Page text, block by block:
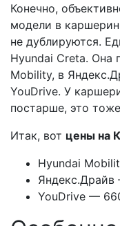
Конечно,
модели в
не дублируются.
Hyundai Creta. Она
Mobility, в
YouDrive. У
постарше, это
Итак, вот цены на
Hyundai
Яндекс.Драйв
YouDrive —